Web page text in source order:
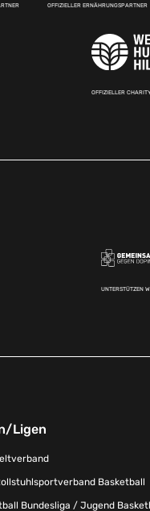
OFFIZIELLER ERNÄHRUNGSPARTNER
OFFIZIELLER
UNTERSTÜTZEN
Ligen
Basketball
Bundesliga / Jugend